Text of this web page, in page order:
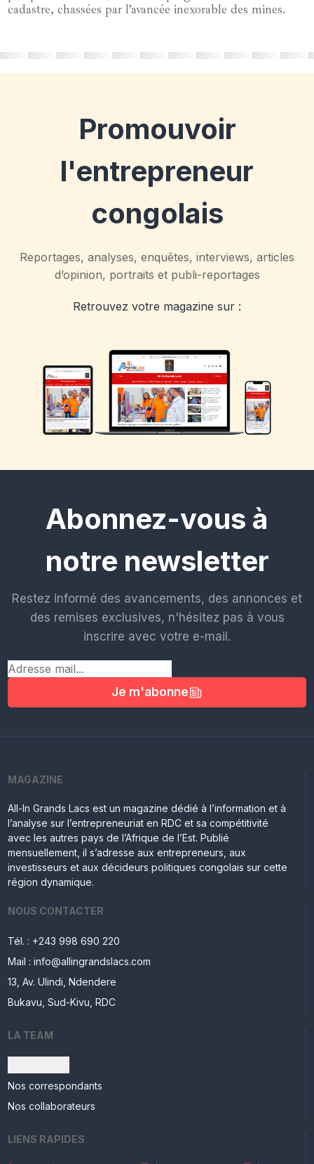
cadastre, chassées par l’avancée inexorable des mines.
Promouvoir
l'entrepreneur
congolais
Reportages, analyses, enquêtes, interviews, articles
d’opinion, portraits et publi-reportages
Retrouvez votre magazine sur :
Abonnez-vous à
notre newsletter
Restez informé des avancements, des annonces et
des remises exclusives, n'hésitez pas à vous
inscrire avec votre e-mail.
Je m'abonne
MAGAZINE
All-In Grands Lacs est un magazine dédié à l’information et à
l’analyse sur l’entrepreneuriat en RDC et sa compétitivité
avec les autres pays de l’Afrique de l’Est. Publié
mensuellement, il s’adresse aux entrepreneurs, aux
investisseurs et aux décideurs politiques congolais sur cette
région dynamique.
NOUS CONTACTER
Tél. : +243 998 690 220
Mail : info@allingrandslacs.com
13, Av. Ulindi, Ndendere
Bukavu, Sud-Kivu, RDC
LA TEAM
Nos correspondants
Nos collaborateurs
LIENS RAPIDES